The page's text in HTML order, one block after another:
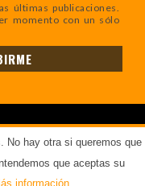
últimas publicaciones.
momento con un sólo
No hay otra si queremos que
que aceptas su
información